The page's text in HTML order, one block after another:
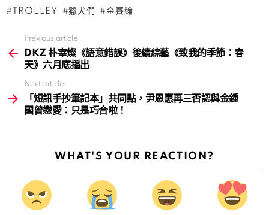
TROLLEY 獵犬們 金賽綸
more
Previous article
DKZ 朴宰燦《語意錯誤》後續綜藝《致我的季節：春
天》六月底播出
Next article
「短訊手抄筆記本」共同點，尹恩惠再三否認與金鍾
國曾戀愛：只是巧合啦！
WHAT'S YOUR REACTION?